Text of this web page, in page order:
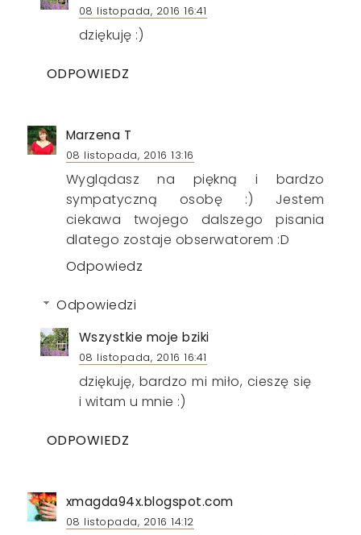
08 listopada, 2016 16:41
dziękuję :)
ODPOWIEDZ
Marzena T
08 listopada, 2016 13:16
Wyglądasz na piękną i bardzo
sympatyczną osobę :) Jestem
ciekawa twojego dalszego pisania
dlatego zostaje obserwatorem :D
Odpowiedz
Odpowiedzi
Wszystkie moje bziki
08 listopada, 2016 16:41
dziękuję, bardzo mi miło, cieszę się
i witam u mnie :)
ODPOWIEDZ
xmagda94x.blogspot.com
08 listopada, 2016 14:12